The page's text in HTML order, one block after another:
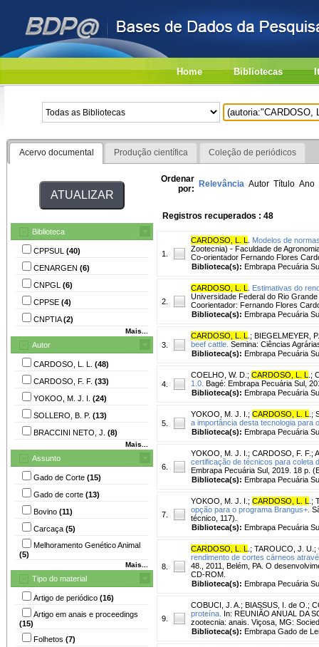
Home Bibliotecas
Acervo documental Produção científica Coleção de periódicos
Biblioteca
CPPSUL (40)
CENARGEN (6)
CNPGL (6)
CPPSE (4)
CNPTIA(2)
Mais...
Autor
CARDOSO, L. L. (48)
CARDOSO, F. F. (33)
YOKOO, M. J. I. (24)
SOLLERO, B. P. (13)
BRACCINI NETO, J. (8)
Mais...
Assunto
Gado de Corte (15)
Gado de corte (13)
Bovino (11)
Carcaça (5)
Melhoramento Genético Animal
(5)
Mais...
Tipo do material
Artigo de periódico (16)
Artigo em anais e proceedings
(15)
Folhetos (7)
Ordenar
por: Relevância Autor Título Ano
Registros recuperados : 48
1.
CARDOSO, L. L
Modelos de
Zootecnia) - Faculdade de
Co-orientador Fernando Flores
Biblioteca(s): Embrapa Pecuária
2.
CARDOSO, L. L
Estimativas do
Universidade Federal do Rio
Coorientador: Fernando Flores
Biblioteca(s): Embrapa Pecuária
3.
CARDOSO, L. L ; BIEGELMEYER, P.
beef cattle. Semina: Ciências
Biblioteca(s): Embrapa Pecuária
4.
COELHO, W. D. ; CARDOSO, L. L ;
1.0. Bagé: Embrapa Pecuária Sul,
Biblioteca(s): Embrapa Pecuária
5.
YOKOO, M. J. I. ; CARDOSO, L. L ;
a importância desta tecnologia para
Biblioteca(s): Embrapa Pecuária
6.
YOKOO, M. J. I. ; CARDOSO, F. F. ;
certificação de técnicos para coleta
Embrapa Pecuária Sul, 2019. 18 p.
Biblioteca(s): Embrapa Pecuária
7.
YOKOO, M. J. I. ; CARDOSO, L. L ;
opção para o programa Brangus+.
técnico, 117).
Biblioteca(s): Embrapa Pecuária
8.
CARDOSO, L. L ; TAROUCO, J. U. ;
rendimento de cortes cárneos
48., 2011, Belém, PA. O
CD-ROM.
Biblioteca(s): Embrapa Pecuária
9.
COBUCI, J. A. ; BIASSUS, I. de O. ;
proteína. In: REUNIÃO ANUAL DA
zootecnia: anais. Viçosa, MG:
Biblioteca(s): Embrapa Gado de